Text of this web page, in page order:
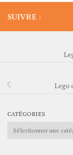
SUIVRE :
Lego
CATÉGORIES
Catégories